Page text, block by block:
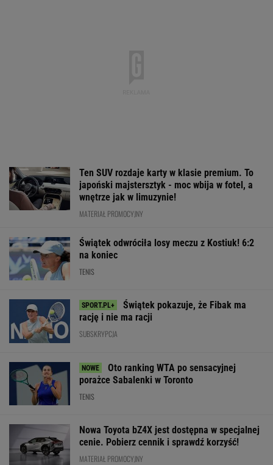
Ten SUV rozdaje karty w klasie premium. To
japoński majstersztyk - moc wbija w fotel, a
wnętrze jak w limuzynie!
MATERIAŁ PROMOCYJNY
Świątek odwróciła losy meczu z Kostiuk! 6:2
na koniec
TENIS
Świątek pokazuje, że Fibak ma
rację i nie ma racji
SUBSKRYPCJA
Oto ranking WTA po sensacyjnej
porażce Sabalenki w Toronto
TENIS
Nowa Toyota bZ4X jest dostępna w specjalnej
cenie. Pobierz cennik i sprawdź korzyść!
MATERIAŁ PROMOCYJNY